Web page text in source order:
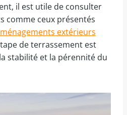
il est utile de consulter
comme ceux présentés
extérieurs
de terrassement est
stabilité et la pérennité du